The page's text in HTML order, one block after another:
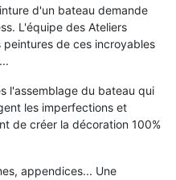
d'un bateau demande
L'équipe des Ateliers
de ces incroyables
l'assemblage du bateau qui
les imperfections et
de créer la décoration 100%
appendices... Une